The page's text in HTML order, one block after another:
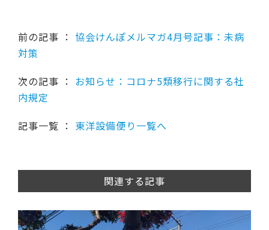
前の記事 ： 協会けんぽメルマガ4月号記事：未病
対策
次の記事 ： お知らせ：コロナ5類移行に関する社
内規定
記事一覧 ： 東洋設備便り一覧へ
関連する記事